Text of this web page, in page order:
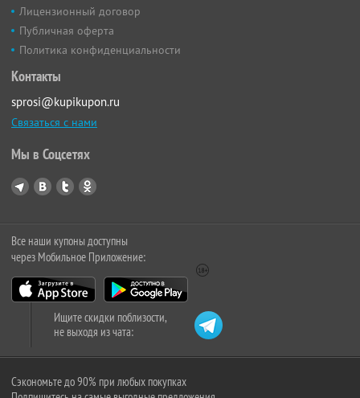
Лицензионный договор
Публичная оферта
Политика конфиденциальности
Контакты
sprosi@kupikupon.ru
Связаться с нами
Мы в Соцсетях
Все наши купоны доступны
через Мобильное Приложение:
Ищите скидки поблизости,
не выходя из чата:
Сэкономьте до 90% при любых покупках